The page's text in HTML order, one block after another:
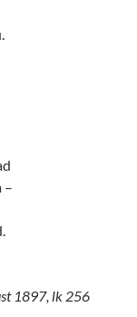
–
1897, lk 256